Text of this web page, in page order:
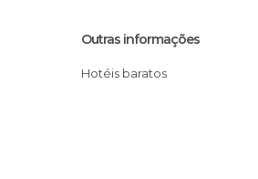
Outras informações
Hotéis baratos